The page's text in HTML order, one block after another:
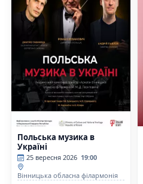
Польська музика в
Україні
25 вересня 2026 19:00
Вінницька обласна філармонія